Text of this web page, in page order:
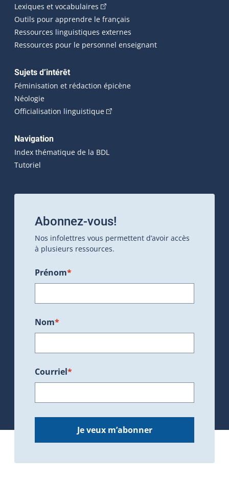
Lexiques et vocabulaires (Cet hyperlien externe s'ouvrira
Outils pour apprendre le français
Ressources linguistiques externes
Ressources pour le personnel enseignant
Sujets d’intérêt
Féminisation et rédaction épicène
Néologie
Officialisation linguistique(Cet hyperlien externe s'ouvrira
Navigation
Index thématique de la BDL
Tutoriel
Abonnez-vous!
Nos infolettres vous permettent d’avoir accès
à plusieurs ressources.
Prénom*
Nom*
Courriel*
Je veux m’abonner